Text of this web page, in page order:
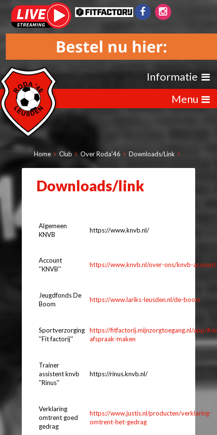
Informatie
Menu
Home Club Over Roda'46 Downloads/Link
Downloads/link
Algemeen
KNVB
https://www.knvb.nl/
Account
''KNVB''
https://www.knvb.nl/over-ons/knvb-account
Jeugdfonds De
Boom
https://www.lariks-leusden.nl/de-boom
Sportverzorging
''Fit factorij''
https://fitfactorij.mijnzorgtoegang.nl/app/#/
afspraak-maken
Trainer
assistent knvb
''Rinus''
https://rinus.knvb.nl/
Verklaring
omtrent goed
gedrag
https://www.justis.nl/producten/verklaring-
omtrent-het-gedrag